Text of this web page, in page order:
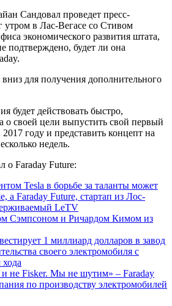
Сандовал проведет пресс-
утром в Лас-Вегасе со Стивом
экономического развития штата,
подтверждено, будет ли она
для получения дополнительного
будет действовать быстро,
о своей цели выпустить свой первый
году и представить концепт на
недель.
о Faraday Future:
Tesla в борьбе за таланты может
а Faraday Future, стартап из Лос-
LeTV
Сэмпсоном и Ричардом Кимом из
1 миллиард долларов в завод
своего электромобиля с
не Fisker. Мы не шутим» – Faraday
по производству электромобилей